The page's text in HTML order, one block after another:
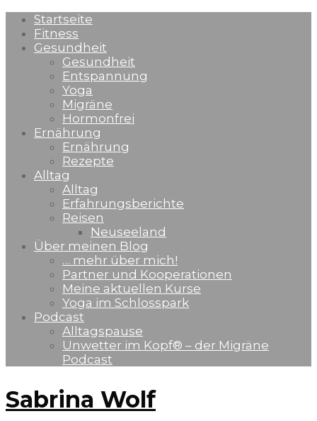
Startseite
Fitness
Gesundheit
Gesundheit
Entspannung
Yoga
Migräne
Hormonfrei
Ernährung
Ernährung
Rezepte
Alltag
Alltag
Erfahrungsberichte
Reisen
Neuseeland
Über meinen Blog
… mehr über mich!
Partner und Kooperationen
Meine aktuellen Kurse
Yoga im Schlosspark
Podcast
Alltagspause
Unwetter im Kopf® – der Migräne
Podcast
Sabrina Wolf